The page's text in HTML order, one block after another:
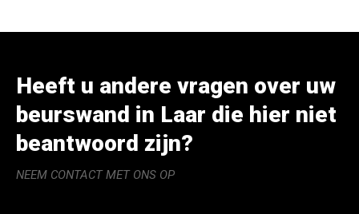
Heeft u andere vragen over uw
beurswand in Laar die hier niet
beantwoord zijn?
NEEM CONTACT MET ONS OP